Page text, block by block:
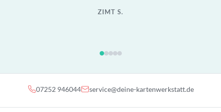
ZIMT S.
07252 946044 service@deine-kartenwerkstatt.de